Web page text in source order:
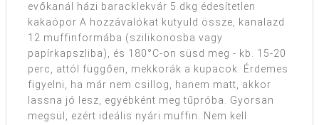
evőkanál házi baracklekvár 5 dkg édesítetlen
kakaópor A hozzávalókat kutyuld össze, kanalazd
12 muffinformába (szilikonosba vagy
papírkapszliba), és 180°C-on süsd meg - kb. 15-20
perc, attól függően, mekkorák a kupacok. Érdemes
figyelni, ha már nem csillog, hanem matt, akkor
lassna jó lesz, egyébként meg tűpróba. Gyorsan
megsül, ezért ideális nyári muffin. Nem kell